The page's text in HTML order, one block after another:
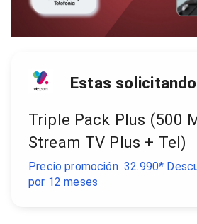
Estas solicitando
Triple Pack Plus (500
Stream TV Plus + Tel)
Precio promoción 32.990*
por 12 meses